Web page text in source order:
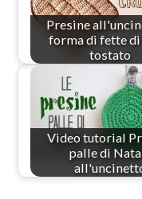
Presine
forma di fette di
tostato
Video tutorial
palle di